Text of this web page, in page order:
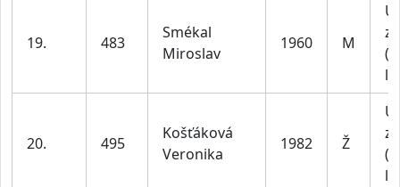
19. 483
Smékal
Miroslav
1960 M
20. 495
Košťáková
Veronika
1982 Ž